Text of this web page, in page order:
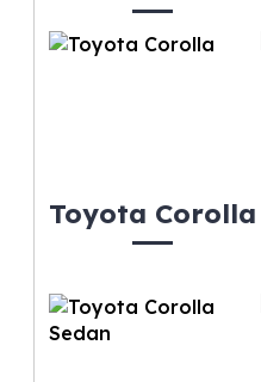
Toyota Corolla